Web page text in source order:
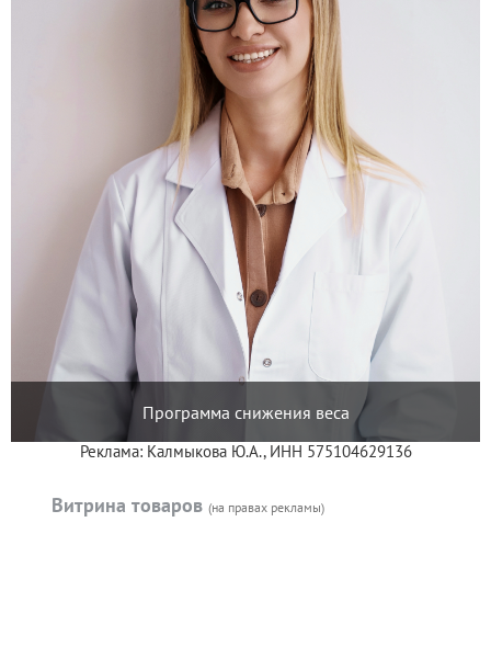
Программа снижения веса
Реклама: Калмыкова Ю.А., ИНН 575104629136
Витрина товаров (на правах рекламы)